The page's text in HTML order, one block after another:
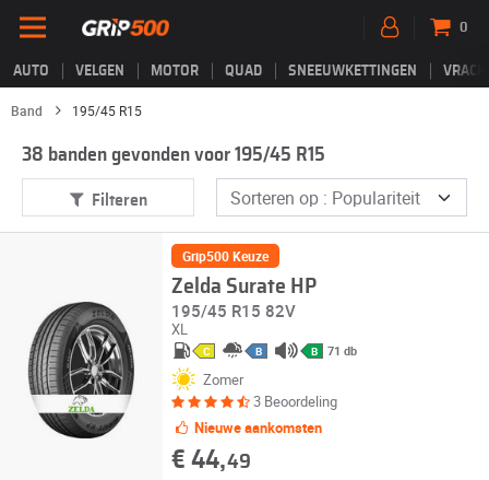
AUTO VELGEN MOTOR QUAD SNEEUWKETTINGEN
0
Band 195/45 R15
38 banden gevonden voor 195/45 R15
Filteren
Grip500 Keuze
Zelda Surate HP
195/45 R15 82V
XL
C B B 71 db
Zomer
3 Beoordeling
Nieuwe aankomsten
€ 44,49